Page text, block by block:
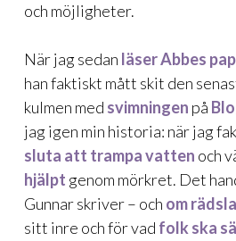
och möjligheter.
När jag sedan läser Abbes
han faktiskt mått skit den
kulmen med svimningen på
jag igen min historia: när jag
sluta att trampa vatten och
hjälpt genom mörkret. Det
Gunnar skriver – och om rädsla
sitt inre och för vad folk ska